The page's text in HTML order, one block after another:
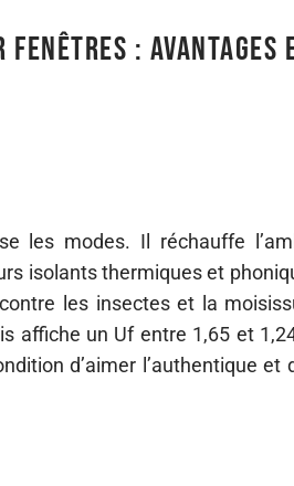
: avantages
les modes. Il réchauffe
isolants thermiques et
les insectes et la
affiche un Uf entre 1,65 et
d’aimer l’authentique et